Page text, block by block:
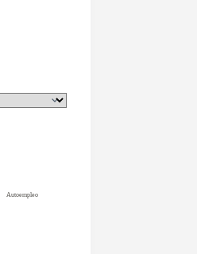
Autoempleo